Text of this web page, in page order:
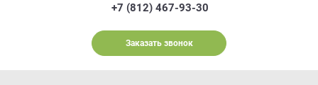
+7 (812) 467-93-30
Заказать звонок